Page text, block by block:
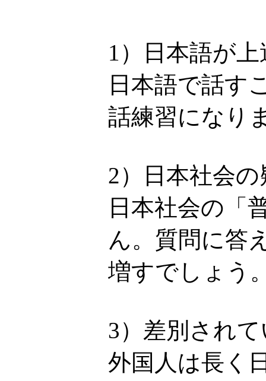
1）日本語が
日本語で話す
話練習になり
2）日本社会
日本社会の「
ん。質問に答
増すでしょう
3）差別され
外国人は長く